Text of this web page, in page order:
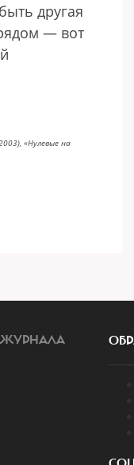
другая
— вот
«Нулевые на